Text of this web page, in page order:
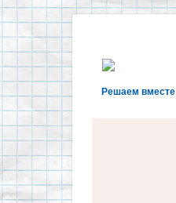
Решаем вместе